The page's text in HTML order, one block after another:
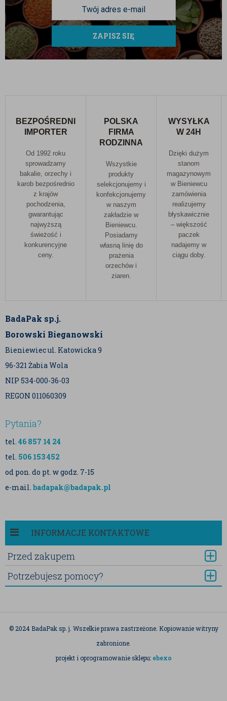
zdrowie.
Wybierając orzechy macadamiaBadaPak, inwestujesz
w luksusowy smak i dobroczynne właściwości dla
Twojego organizmu. Dodaj je do swojej diety i ciesz się
ZAPISZ SIĘ
BEZPOŚREDNI
IMPORTER
Od 1992 roku
sprowadzamy
bakalie, orzechy i
karob bezpośrednio
z krajów
pochodzenia,
gwarantując
najwyższą
świeżość i
konkurencyjne
ceny.
POLSKA
FIRMA
RODZINNA
Wszystkie
produkty
selekcjonujemy i
konfekcjonujemy
w naszym
zakładzie w
Bieniewcu.
Posiadamy
własną linię do
prażenia
orzechów i
ziaren.
WYSYŁKA
W 24H
Dzięki dużym
stanom
magazynowym
w Bieniewcu
zamówienia
realizujemy
błyskawicznie
– większość
paczek
nadajemy w
ciągu doby.
BadaPak sp.j.
Borowski Bieganowski
Bieniewiec ul. Katowicka 9
96-321 Żabia Wola
NIP 534-000-36-03
REGON 011060309
Pytania?
tel. 46 857 14 24
tel. 506 153 452
od pon. do pt. w godz. 7-15
e-mail. badapak@badapak.pl
INFORMACJE KONTAKTOWE
Przed zakupem
Potrzebujesz pomocy?
© 2024 BadaPak sp. j. Wszelkie prawa zastrzeżone. Kopiowanie witryny
zabronione.
projekt i oprogramowanie sklepu: ebexo